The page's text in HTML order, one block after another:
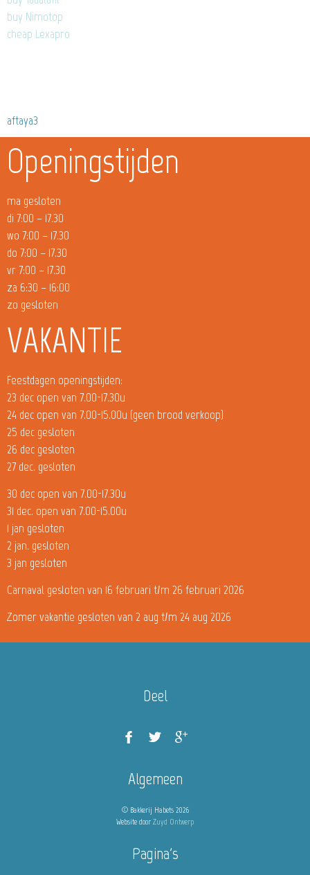
buy Nimotop
cheap Lexapro
aftaya3
Openingstijden
ma gesloten
di 7:00 – 17.30
wo 7:00 – 17.30
do 7:00 – 17.30
vr 7:00 – 17.30
za 6:30 – 16:00
zo gesloten
VAKANTIE
Feestdagen openingstijden:
23 dec open van 7.00-17.30u
24 dec open van 7.00-15.00u (geen brood verkoop)
25 dec gesloten
26 dec gesloten
27 dec. gesloten
30 dec open van 7.00-17.30u
31 dec. open van 7.00-15.00u
1 jan gesloten
2 jan. gesloten
3 jan gesloten
Carnaval gesloten van 16 februari t/m 26 februari 2026
Zomer vakantie gesloten van 2 aug t/m 24 aug 2026
Deel
Algemeen
© Bakkerij Habets 2026
Website door Zuyd Ontwerp
Pagina's